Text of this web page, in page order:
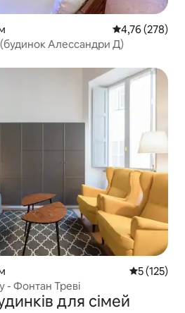
Середня
4,76 (278)
Алессандри Д)
Середня
5 (125)
- Фонтан Треві
для сімей